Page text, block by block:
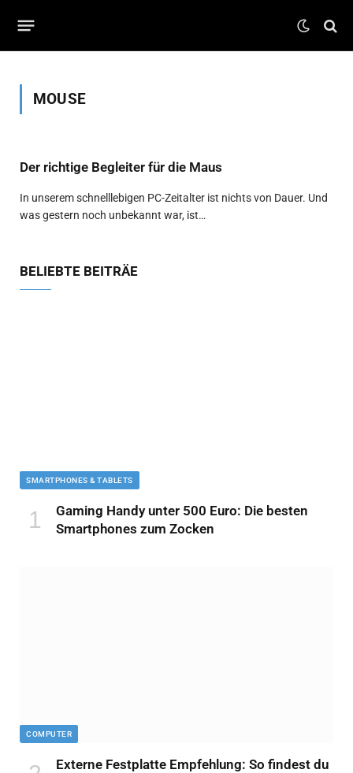
MOUSE
Der richtige Begleiter für die Maus
In unserem schnelllebigen PC-Zeitalter ist nichts von Dauer. Und
was gestern noch unbekannt war, ist…
BELIEBTE BEITRÄE
SMARTPHONES & TABLETS
Gaming Handy unter 500 Euro: Die besten
Smartphones zum Zocken
COMPUTER
Externe Festplatte Empfehlung: So findest du